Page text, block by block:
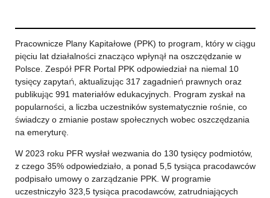
Pracownicze Plany Kapitałowe (PPK) to program, który w ciągu
pięciu lat działalności znacząco wpłynął na oszczędzanie w
Polsce. Zespół PFR Portal PPK odpowiedział na niemal 10
tysięcy zapytań, aktualizując 317 zagadnień prawnych oraz
publikując 991 materiałów edukacyjnych. Program zyskał na
popularności, a liczba uczestników systematycznie rośnie, co
świadczy o zmianie postaw społecznych wobec oszczędzania
na emeryturę.
W 2023 roku PFR wysłał wezwania do 130 tysięcy podmiotów,
z czego 35% odpowiedziało, a ponad 5,5 tysiąca pracodawców
podpisało umowy o zarządzanie PPK. W programie
uczestniczyło 323,5 tysiąca pracodawców, zatrudniających